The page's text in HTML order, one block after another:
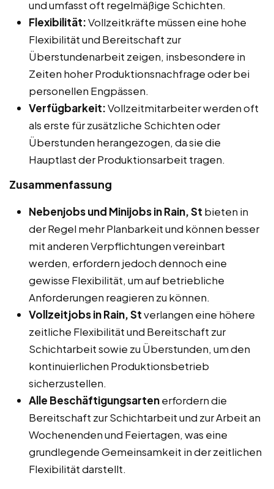
und umfasst oft regelmäßige Schichten.
Flexibilität:Vollzeitkräfte müssen eine hohe
Flexibilität und Bereitschaft zur
Überstundenarbeit zeigen, insbesondere in
Zeiten hoher Produktionsnachfrage oder bei
personellen Engpässen.
Verfügbarkeit:Vollzeitmitarbeiter werden oft
als erste für zusätzliche Schichten oder
Überstunden herangezogen, da sie die
Hauptlast der Produktionsarbeit tragen.
Zusammenfassung
Nebenjobs und Minijobs in Rain, St bieten in
der Regel mehr Planbarkeit und können besser
mit anderen Verpflichtungen vereinbart
werden, erfordern jedoch dennoch eine
gewisse Flexibilität, um auf betriebliche
Anforderungen reagieren zu können.
Vollzeitjobs in Rain, Stverlangen eine höhere
zeitliche Flexibilität und Bereitschaft zur
Schichtarbeit sowie zu Überstunden, um den
kontinuierlichen Produktionsbetrieb
sicherzustellen.
Alle Beschäftigungsartenerfordern die
Bereitschaft zur Schichtarbeit und zur Arbeit an
Wochenenden und Feiertagen, was eine
grundlegende Gemeinsamkeit in der zeitlichen
Flexibilität darstellt.